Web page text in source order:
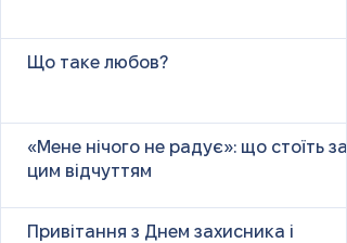
Що таке любов?
«Мене нічого не радує»: що стоїть за
цим відчуттям
Привітання з Днем захисника і